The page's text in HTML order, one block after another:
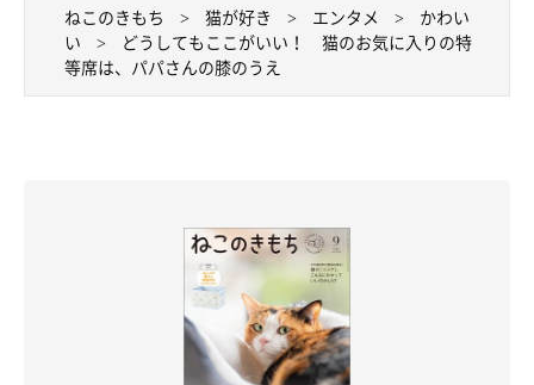
ねこのきもち 猫が好き エンタメ
かわい
い
どうしてもここがいい！ 猫のお気に入りの特
等席は、パパさんの膝のうえ